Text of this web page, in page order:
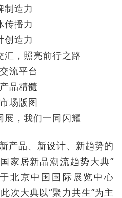
制造力
传播力
创造力
汇，照亮前行之路
流平台
品精髓
场版图
展，我们一同闪耀
产品、新设计、新趋势的
家居新品潮流趋势大典”
北京中国国际展览中心
次大典以“聚力共生”为主